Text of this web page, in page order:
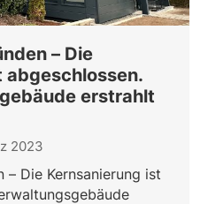
– Die
abgeschlossen.
erstrahlt
2023
– Die Kernsanierung ist